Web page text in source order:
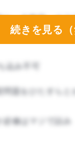
、大教室、オフ
込み不可
題をひたすらと
修はマジで詰み
続きを見る（